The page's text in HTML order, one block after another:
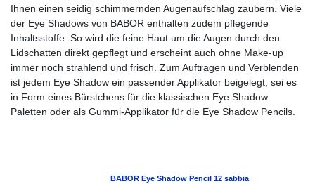
Ihnen einen seidig schimmernden Augenaufschlag zaubern. Viele
der Eye Shadows von BABOR enthalten zudem pflegende
Inhaltsstoffe. So wird die feine Haut um die Augen durch den
Lidschatten direkt gepflegt und erscheint auch ohne Make-up
immer noch strahlend und frisch. Zum Auftragen und Verblenden
ist jedem Eye Shadow ein passender Applikator beigelegt, sei es
in Form eines Bürstchens für die klassischen Eye Shadow
Paletten oder als Gummi-Applikator für die Eye Shadow Pencils.
BABOR Eye Shadow Pencil 12 sabbia